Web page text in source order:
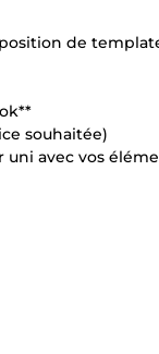
de
souhaitée)
uni avec vos